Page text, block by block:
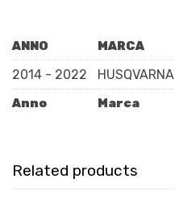
ANNO MARCA
Anno Marca
2014 - 2022 HUSQVARNA
Related products